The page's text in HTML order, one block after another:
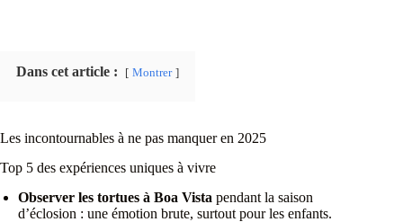
Dans cet article : Montrer
Les incontournables à ne pas manquer en 2025
Top 5 des expériences uniques à vivre
Observer les tortues à Boa Vista pendant la saison
d’éclosion : une émotion brute, surtout pour les enfants.